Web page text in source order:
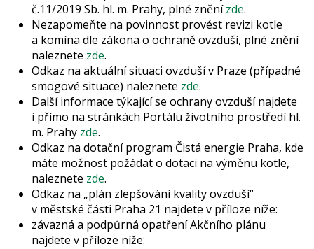
č.11/2019 Sb. hl. m. Prahy, plné zněnízde.
Nezapomeňte na povinnost provést revizi kotle
a komína dle zákona o ochraně ovzduší, plné znění
naleznete zde.
Odkaz na aktuální situaci ovzduší v Praze (případné
smogové situace) naleznete zde.
Další informace týkající se ochrany ovzduší najdete
i přímo na stránkách Portálu životního prostředí hl.
m. Prahy zde.
Odkaz na dotační program Čistá energie Praha, kde
máte možnost požádat o dotaci na výměnu kotle,
naleznete zde.
Odkaz na „plán zlepšování kvality ovzduší“
v městské části Praha 21 najdete v příloze níže:
závazná a podpůrná opatření Akčního plánu
najdete v příloze níže: